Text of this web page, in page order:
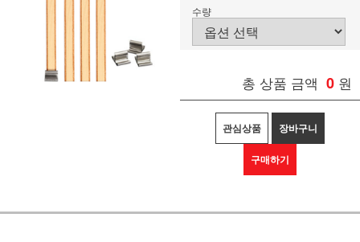
수량
총 상품 금액 0 원
관심상품 장바구니
구매하기